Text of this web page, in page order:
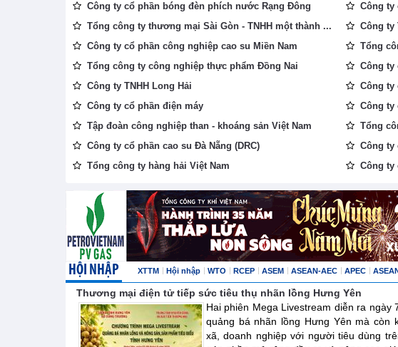
Công ty cổ phần bóng đèn phích nước Rạng Đông
Tổng công ty thương mại Sài Gòn - TNHH một thành ...
Công ty cổ phần công nghiệp cao su Miền Nam
Tổng công ty công nghiệp thực phẩm Đồng Nai
Công ty TNHH Long Hải
Công ty cổ phần điện máy
Tập đoàn công nghiệp than - khoáng sản Việt Nam
Công ty cổ phần cao su Đà Nẵng (DRC)
Tổng công ty hàng hải Việt Nam
Công ty
Công ty
Tổng
Công ty
Công ty
Công ty
Tổng
Công ty
Công ty
HỘI NHẬP XTTM Hội nhập WTO RCEP ASEM ASEAN-AEC APEC
Thương mại điện tử tiếp sức tiêu thụ nhãn lồng Hưng Yên
Hai phiên Mega Livestream diễn ra ngày
quảng bá nhãn lồng Hưng Yên mà còn
xã, doanh nghiệp với người tiêu dùng